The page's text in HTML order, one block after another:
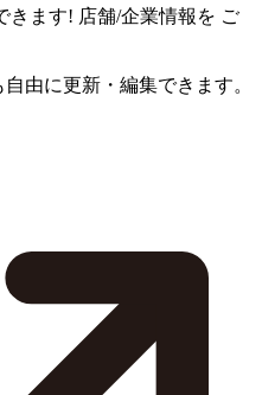
きます! 店舗/企業情報を ご
由に更新・編集できます。